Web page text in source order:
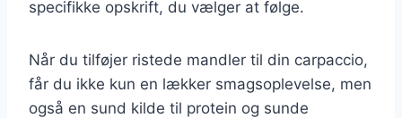
specifikke opskrift, du vælger at følge.
Når du tilføjer ristede mandler til din carpaccio,
får du ikke kun en lækker smagsoplevelse, men
også en sund kilde til protein og sunde